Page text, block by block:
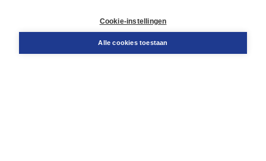
Cookie-instellingen
Alle cookies toestaan